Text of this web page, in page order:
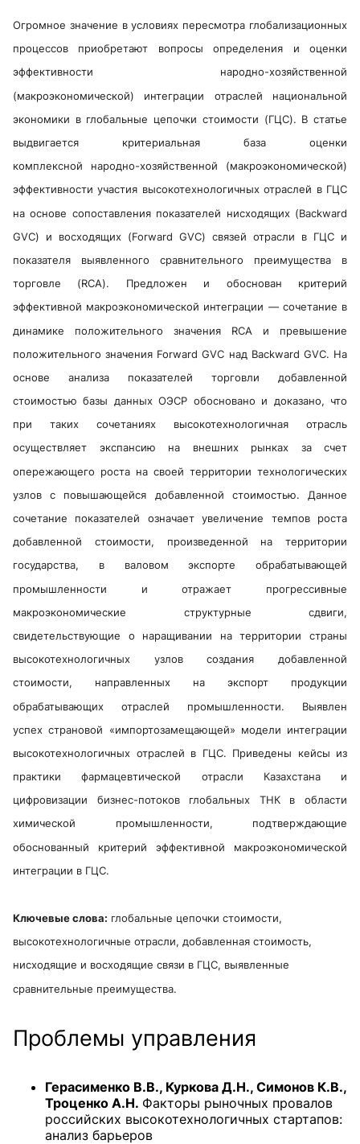
Огромное значение в условиях пересмотра глобализационных
процессов приобретают вопросы определения и оценки
эффективности народно-хозяйственной
(макроэкономической) интеграции отраслей национальной
экономики в глобальные цепочки стоимости (ГЦС). В статье
выдвигается критериальная база оценки
комплексной народно-хозяйственной (макроэкономической)
эффективности участия высокотехнологичных отраслей в ГЦС
на основе сопоставления показателей нисходящих (Backward
GVC) и восходящих (Forward GVC) связей отрасли в ГЦС и
показателя выявленного сравнительного преимущества в
торговле (RCA). Предложен и обоснован критерий
эффективной макроэкономической интеграции — сочетание в
динамике положительного значения RCA и превышение
положительного значения Forward GVC над Backward GVC. На
основе анализа показателей торговли добавленной
стоимостью базы данных ОЭСР обосновано и доказано, что
при таких сочетаниях высокотехнологичная отрасль
осуществляет экспансию на внешних рынках за счет
опережающего роста на своей территории технологических
узлов с повышающейся добавленной стоимостью. Данное
сочетание показателей означает увеличение темпов роста
добавленной стоимости, произведенной на территории
государства, в валовом экспорте обрабатывающей
промышленности и отражает прогрессивные
макроэкономические структурные сдвиги,
свидетельствующие о наращивании на территории страны
высокотехнологичных узлов создания добавленной
стоимости, направленных на экспорт продукции
обрабатывающих отраслей промышленности. Выявлен
успех страновой «импортозамещающей» модели интеграции
высокотехнологичных отраслей в ГЦС. Приведены кейсы из
практики фармацевтической отрасли Казахстана и
цифровизации бизнес-потоков глобальных ТНК в области
химической промышленности, подтверждающие
обоснованный критерий эффективной макроэкономической
интеграции в ГЦС.
Ключевые слова: глобальные цепочки стоимости,
высокотехнологичные отрасли, добавленная стоимость,
нисходящие и восходящие связи в ГЦС, выявленные
сравнительные преимущества.
Проблемы управления
Герасименко В.В., Куркова Д.Н., Симонов К.В.,
Троценко А.Н. Факторы рыночных провалов
российских высокотехнологичных стартапов:
анализ барьеров